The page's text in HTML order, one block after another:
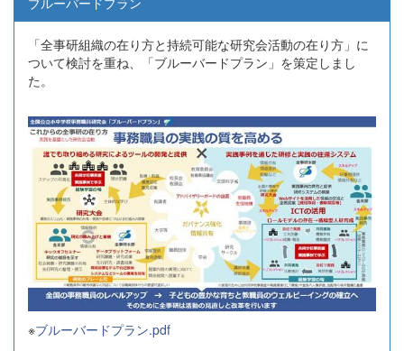
「全事研組織の在り方と持続可能な研究会活動の在り方」に
ついて検討を重ね、「ブルーバードプラン」を策定しまし
た。
※ブルーバードプラン.pdf